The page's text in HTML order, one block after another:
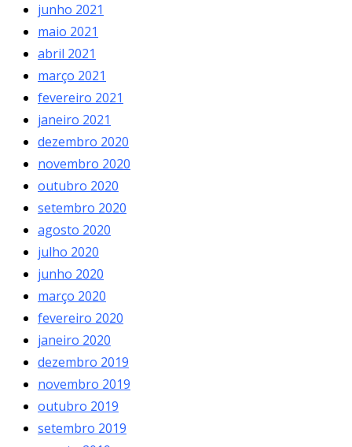
junho 2021
maio 2021
abril 2021
março 2021
fevereiro 2021
janeiro 2021
dezembro 2020
novembro 2020
outubro 2020
setembro 2020
agosto 2020
julho 2020
junho 2020
março 2020
fevereiro 2020
janeiro 2020
dezembro 2019
novembro 2019
outubro 2019
setembro 2019